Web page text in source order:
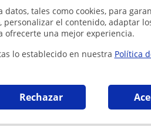
tales como cookies, para
el contenido, adaptar
ofrecerte una mejor experiencia.
lo establecido en nuestra Política
Rechazar
Clases particulares totalmente
psicología y cuento con una larga
Mengíbar, Bailén, Cazalilla, ...